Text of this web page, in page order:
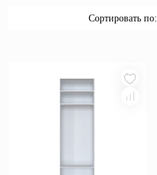
Полки
Прихожие
Сортировать по: